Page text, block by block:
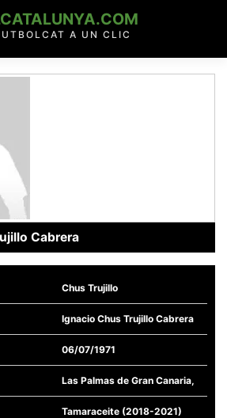
A UN CLIC
Cabrera
Chus Trujillo
Ignacio Chus Trujillo Cabrera
06/07/1971
Las Palmas de Gran Canaria,
Tamaraceite (2018-2021)